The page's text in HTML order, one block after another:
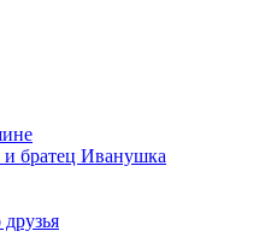
братец Иванушка